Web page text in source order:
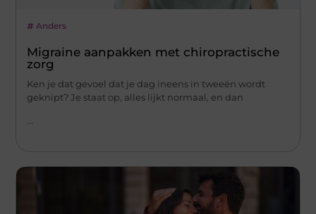
Anders
Migraine aanpakken met chiropractische
zorg
Ken je dat gevoel dat je dag ineens in tweeën wordt
geknipt? Je staat op, alles lijkt normaal, en dan
...